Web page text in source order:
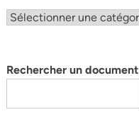
Classification
Rechercher un document